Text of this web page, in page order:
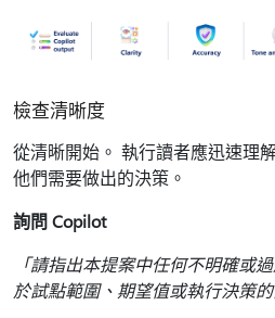
檢查清晰度
從清晰開始。 執行讀者應迅速理
他們需要做出的決策。
詢問 Copilot
「請指出本提案中任何不明確或
於試點範圍、期望值或執行決策的